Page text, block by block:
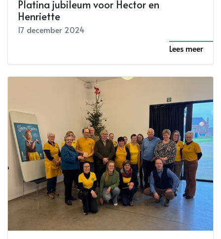
Platina jubileum voor Hector en
Henriette
17 december 2024
Lees meer